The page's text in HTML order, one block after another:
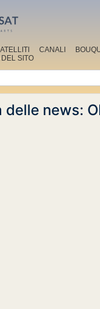
CANALI
DEL SITO
delle news: